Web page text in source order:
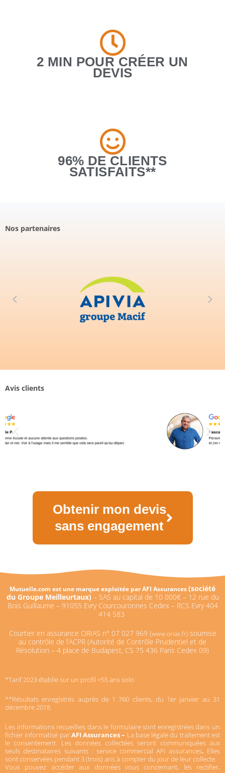
2 MIN POUR CRÉER UN
DEVIS
96% DE CLIENTS
SATISFAITS**
Nos partenaires
Avis clients
Obtenir mon devis
sans engagement
Mutuelle.com est une marque exploitée par AFI Assurances(société
du Groupe Meilleurtaux) – SAS au capital de 10 000€ – 12 rue du
Bois Guillaume – 91055 Evry Courcouronnes Cedex – RCS Evry 404
414 583
Courtier en assurance ORIAS n° 07 027 969 (www.orias.fr)soumise
au contrôle de l’ACPR (Autorité de Contrôle Prudentiel et de
Résolution – 4 place de Budapest, CS 75 436 Paris Cedex 09)
*Tarif 2023 établie sur un profil +55 ans solo
**Résultats enregistrés auprès de 1 760 clients, du 1er janvier au 31
décembre 2018.
Les informations recueillies dans le formulaire sont enregistrées dans un
fichier informatisé parAFI Assurances – La base légale du traitement est
le consentement. Les données collectées seront communiquées aux
seuls destinataires suivants : service commercial AFI assurances. Elles
sont conservées pendant 3 (trois) ans à compter du jour de leur collecte.
Vous pouvez accéder aux données vous concernant, les rectifier,